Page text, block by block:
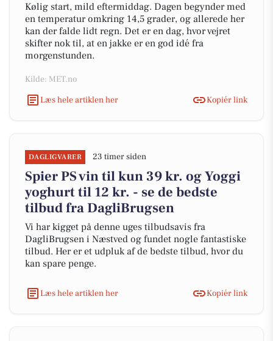
Kølig start, mild eftermiddag. Dagen begynder med
en temperatur omkring 14,5 grader, og allerede her
kan der falde lidt regn. Det er en dag, hvor vejret
skifter nok til, at en jakke er en god idé fra
morgenstunden.
Kilde: MET.no
Læs hele artiklen her
Kopiér link
DAGLIGVARER 23 timer siden
Spier PS vin til kun 39 kr. og Yoggi
yoghurt til 12 kr. - se de bedste
tilbud fra DagliBrugsen
Vi har kigget på denne uges tilbudsavis fra
DagliBrugsen i Næstved og fundet nogle fantastiske
tilbud. Her er et udpluk af de bedste tilbud, hvor du
kan spare penge.
Læs hele artiklen her Kopiér link